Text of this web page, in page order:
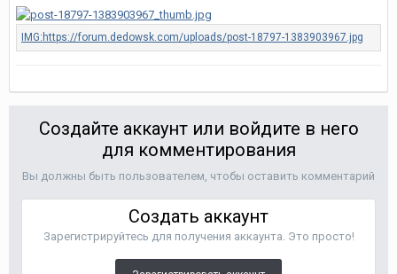
Создайте аккаунт или войдите в него
для комментирования
Вы должны быть пользователем, чтобы оставить комментарий
Создать аккаунт
Зарегистрируйтесь для получения аккаунта. Это просто!